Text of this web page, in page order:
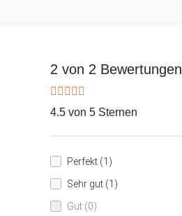
2 von 2 Bewertungen
4.5 von 5 Sternen
Perfekt (1)
Sehr gut (1)
Gut (0)